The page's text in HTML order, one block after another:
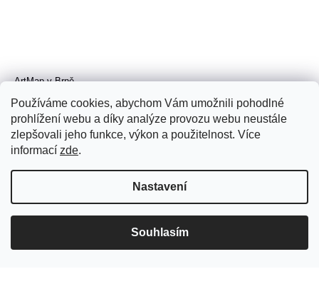
Používáme cookies, abychom Vám umožnili pohodlné
prohlížení webu a díky analýze provozu webu neustále
zlepšovali jeho funkce, výkon a použitelnost. Více
informací zde.
Nastavení
Souhlasím
ArtMap v Brně
Radnická 4, Brno
úterý–pátek 11–19 h
sobota 14–19 h
+420 702 152 298